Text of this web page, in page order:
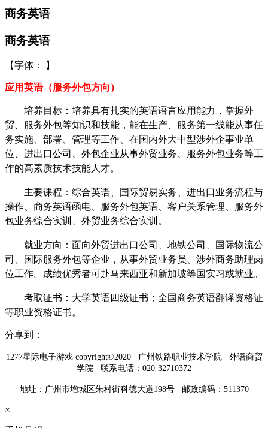
商务英语
商务英语
【字体： 】
应用英语（服务外包方向）
培养目标：培养具有扎实的英语语言应用能力，掌握外
贸、服务外包等知识和技能，能在生产、服务第一线能从事任
务实施、部署、管理等工作、在国内外大中型涉外企事业单
位、进出口公司、外包企业从事外贸业务、服务外包业务等工
作的高素质技术技能人才。
主要课程：综合英语、国际贸易实务、进出口业务流程与
操作、商务英语函电、服务外包英语、客户关系管理、服务外
包业务综合实训、外贸业务综合实训。
就业方向：面向外贸进出口公司、地铁公司、国际物流公
司、国际服务外包等企业，从事外贸业务员、涉外商务助理岗
位工作。成绩优秀者可赴马来西亚和新加坡等国实习或就业。
考取证书：大学英语四级证书；全国商务英语翻译资格证
等职业资格证书。
分享到：
1277星际电子游戏 copyright©2020 广州铁路职业技术学院 外语商贸
学院 联系电话：020-32710372
地址：广州市增城区朱村街科德大道198号 邮政编码：511370
×